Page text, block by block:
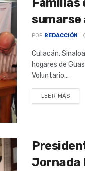
Familias
sumarse
POR REDACCIÓN
Culiacán,
hogares de
Voluntario...
LEER MÁS
Jornada